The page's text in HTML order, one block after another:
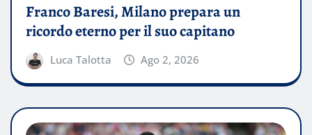
Franco Baresi, Milano prepara un
ricordo eterno per il suo capitano
Luca Talotta Ago 2, 2026